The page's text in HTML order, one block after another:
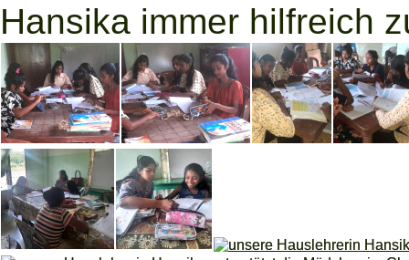
Hansika immer hilfreich